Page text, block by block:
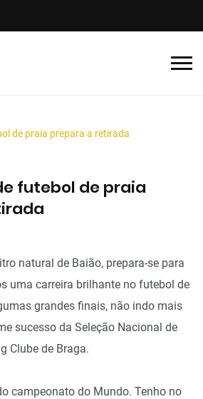
de praia prepara a retirada
futebol de praia
natural de Baião, prepara-se para
uma carreira brilhante no futebol de
grandes finais, não indo mais
sucesso da Seleção Nacional de
Clube de Braga.
campeonato do Mundo. Tenho no